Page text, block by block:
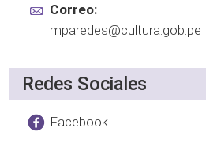
Correo:
mparedes@cultura.gob.pe
Redes Sociales
Facebook